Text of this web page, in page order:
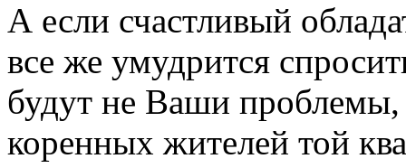
А если счастливый
все же умудрится
будут не Ваши проблемы,
коренных жителей той